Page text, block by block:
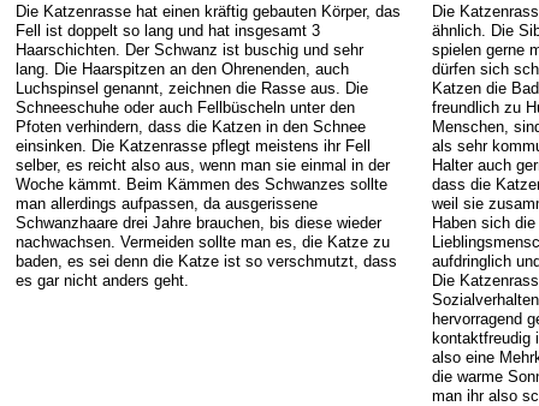
Die Katzenrasse hat einen kräftig gebauten Körper, das
Fell ist doppelt so lang und hat insgesamt 3
Haarschichten. Der Schwanz ist buschig und sehr
lang. Die Haarspitzen an den Ohrenenden, auch
Luchspinsel genannt, zeichnen die Rasse aus. Die
Schneeschuhe oder auch Fellbüscheln unter den
Pfoten verhindern, dass die Katzen in den Schnee
einsinken. Die Katzenrasse pflegt meistens ihr Fell
selber, es reicht also aus, wenn man sie einmal in der
Woche kämmt. Beim Kämmen des Schwanzes sollte
man allerdings aufpassen, da ausgerissene
Schwanzhaare drei Jahre brauchen, bis diese wieder
nachwachsen. Vermeiden sollte man es, die Katze zu
baden, es sei denn die Katze ist so verschmutzt, dass
es gar nicht anders geht.
Die
ähnlich. Die
spielen gerne
dürfen sich
Katzen die
freundlich zu
Menschen,
als sehr
Halter auch
dass die
weil sie
Haben sich
aufdringlich
Die
hervorragend
kontaktfreudig
also eine
die warme
man ihr also